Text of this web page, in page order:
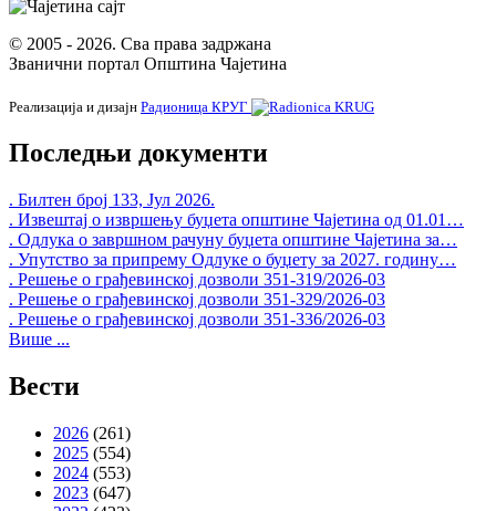
© 2005 - 2026. Сва права задржана
Званични портал Општина Чајетина
Реализација и дизајн Радионица КРУГ
Последњи документи
. Билтен број 133, Јул 2026.
. Извештај о извршењу буџета општине Чајетина од 01.01…
. Одлука о завршном рачуну буџета општине Чајетина за…
. Упутство за припрему Одлуке о буџету за 2027. годину…
. Решење о грађевинској дозволи 351-319/2026-03
. Решење о грађевинској дозволи 351-329/2026-03
. Решење о грађевинској дозволи 351-336/2026-03
Више ...
Вести
2026 (261)
2025 (554)
2024 (553)
2023 (647)